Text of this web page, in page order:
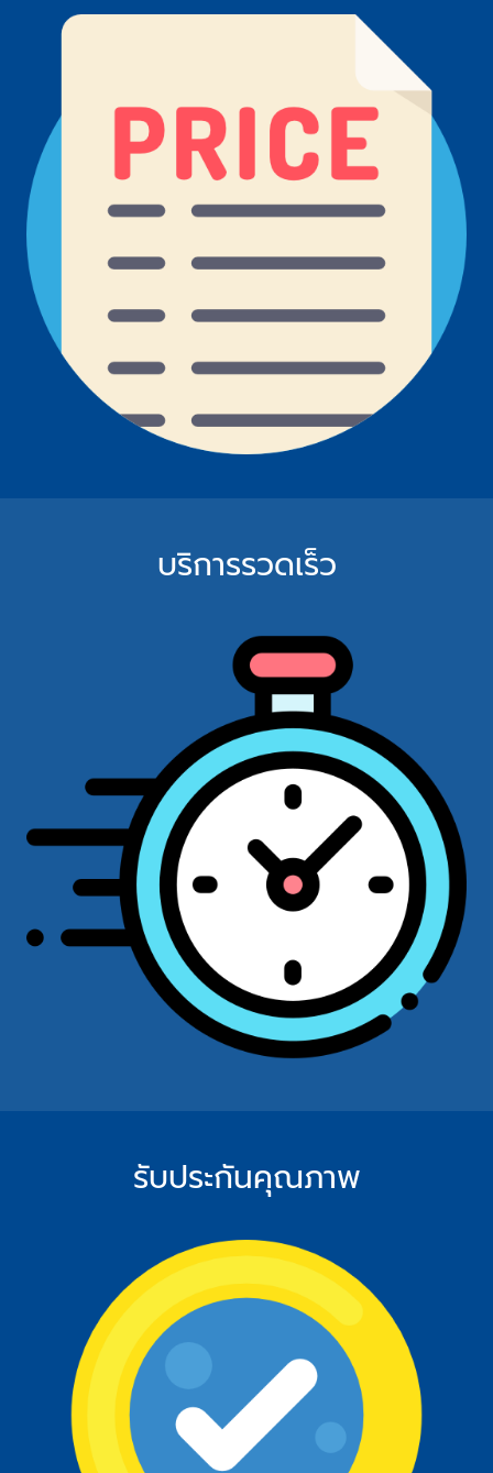
บริการรวดเร็ว
รับประกันคุณภาพ